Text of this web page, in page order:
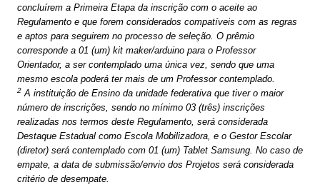
concluírem a Primeira Etapa da inscrição com o aceite ao
Regulamento e que forem considerados compatíveis com as regras
e aptos para seguirem no processo de seleção. O prêmio
corresponde a 01 (um) kit maker/arduino para o Professor
Orientador, a ser contemplado uma única vez, sendo que uma
mesmo escola poderá ter mais de um Professor contemplado.
2A instituição de Ensino da unidade federativa que tiver o maior
número de inscrições, sendo no mínimo 03 (três) inscrições
realizadas nos termos deste Regulamento, será considerada
Destaque Estadual como Escola Mobilizadora, e o Gestor Escolar
(diretor) será contemplado com 01 (um) Tablet Samsung. No caso de
empate, a data de submissão/envio dos Projetos será considerada
critério de desempate.